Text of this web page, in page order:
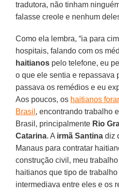
tradutora, não tinham
falasse creole e nenhum
Como ela lembra, “ia para
hospitais, falando com os
haitianos pelo telefone, eu
o que ele sentia e repassava
passava os remédios e eu
Aos poucos, os haitianos
Brasil , encontrando trabalho
Brasil, principalmente Rio
Catarina. A irmã Santina diz
Manaus para contratar
construção civil, meu
haitianos que tipo de
intermediava entre eles e os